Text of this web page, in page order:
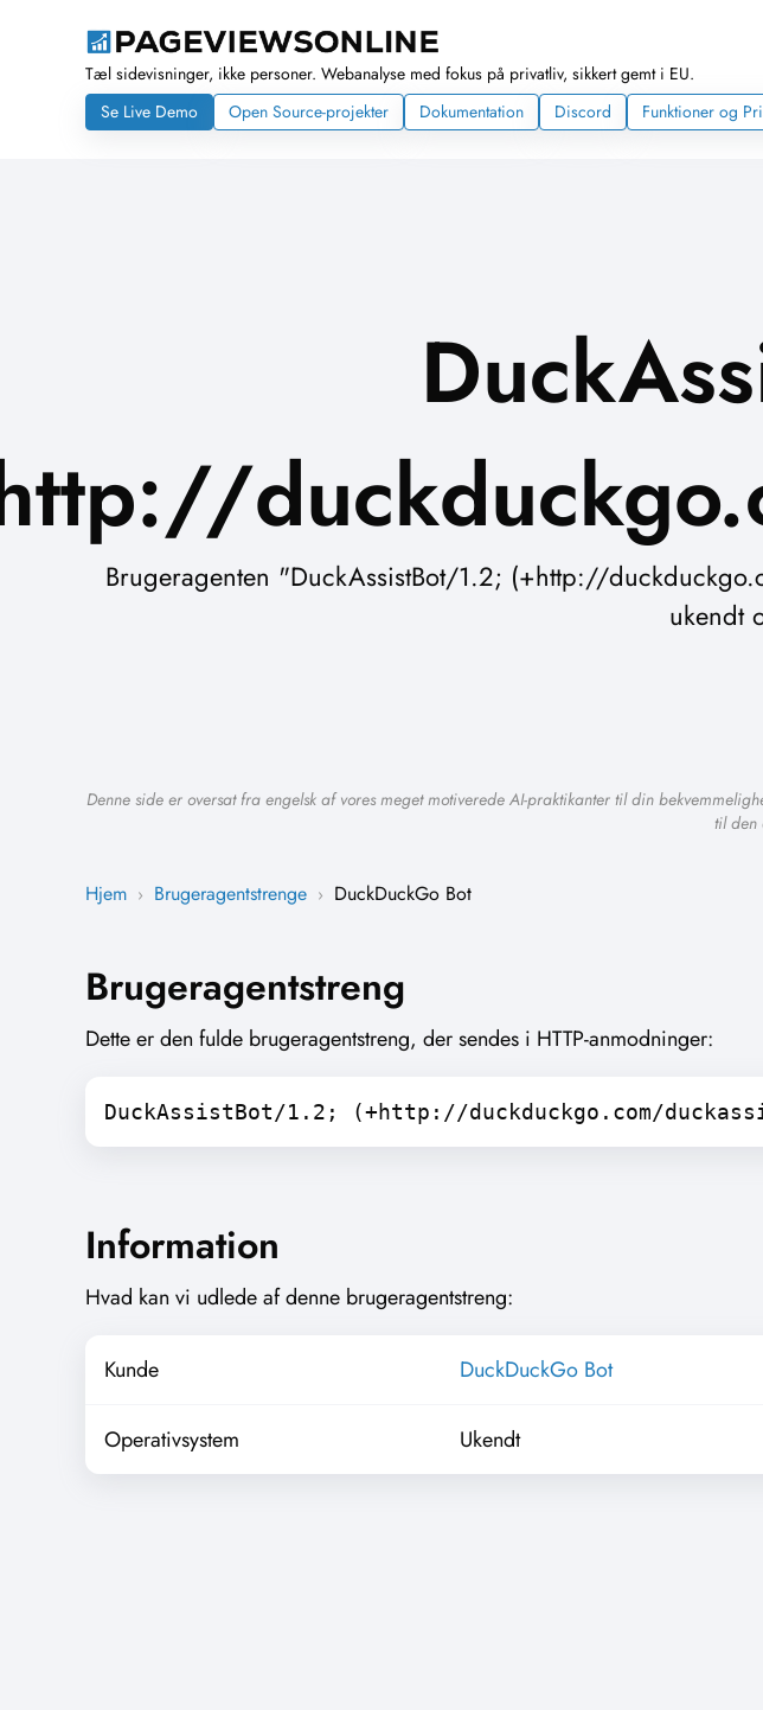
Tæl sidevisninger, ikke personer. Webanalyse med fokus på privatliv, sikkert gemt i EU.
Se Live Demo
Open Source-projekter Dokumentation Discord Funktioner og
Brugeragenten "DuckAssistBot/1.2; (+http://
ukendt
Denne side er oversat fra engelsk af vores meget motiverede AI-praktikanter til din
til den
Hjem › Brugeragentstrenge › DuckDuckGo Bot
Brugeragentstreng
Dette er den fulde brugeragentstreng, der sendes i HTTP-anmodninger:
DuckAssistBot/1.2; (+http://duckduckgo.com/
Information
Hvad kan vi udlede af denne brugeragentstreng:
Kunde DuckDuckGo Bot
Operativsystem Ukendt